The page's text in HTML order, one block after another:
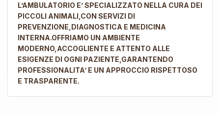
L’AMBULATORIO E’ SPECIALIZZATO NELLA CURA DEI
PICCOLI ANIMALI,CON SERVIZI DI
PREVENZIONE,DIAGNOSTICA E MEDICINA
INTERNA.OFFRIAMO UN AMBIENTE
MODERNO,ACCOGLIENTE E ATTENTO ALLE
ESIGENZE DI OGNI PAZIENTE,GARANTENDO
PROFESSIONALITA’ E UN APPROCCIO RISPETTOSO
E TRASPARENTE.